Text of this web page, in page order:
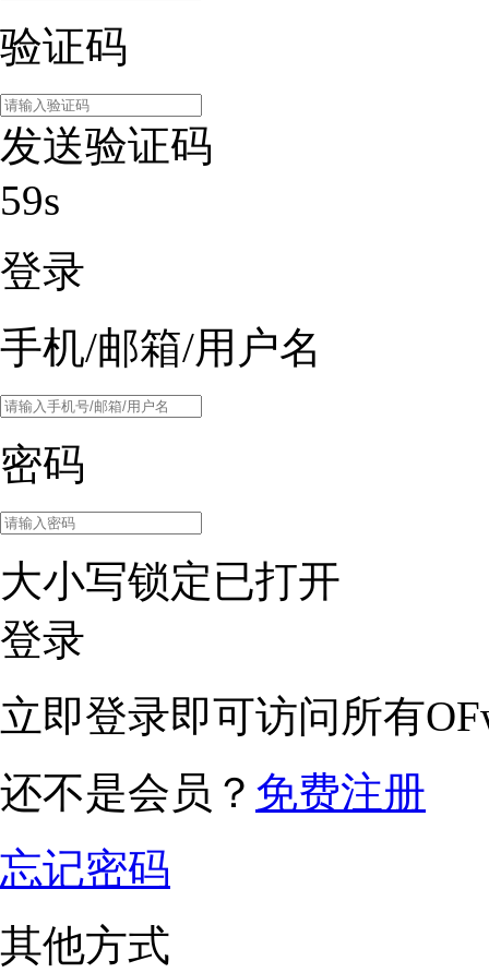
验证码
发送验证码
59s
登录
手机/邮箱/用户名
密码
大小写锁定已打开
登录
立即登录即可访问所有
还不是会员？ 免费注册
忘记密码
其他方式